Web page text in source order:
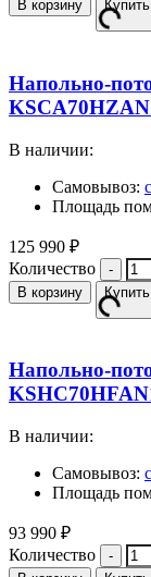
В корзину
Напольно-
В наличии:
Самовывоз:
Площадь
125 990 ₽
Количество
В корзину
Напольно-
В наличии:
Самовывоз:
Площадь
93 990 ₽
Количество